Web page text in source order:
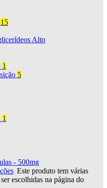
15
Alto
1
5
1
Este produto tem várias
escolhidas na página do